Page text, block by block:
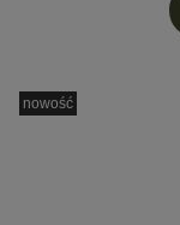
nowość